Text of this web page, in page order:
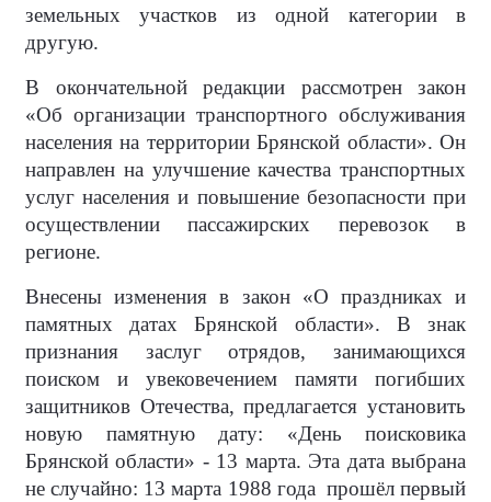
земельных участков из одной категории в
другую.
В окончательной редакции рассмотрен закон
«Об организации транспортного обслуживания
населения на территории Брянской области». Он
направлен на улучшение качества транспортных
услуг населения и повышение безопасности при
осуществлении пассажирских перевозок в
регионе.
Внесены изменения в закон «О праздниках и
памятных датах Брянской области». В знак
признания заслуг отрядов, занимающихся
поиском и увековечением памяти погибших
защитников Отечества, предлагается установить
новую памятную дату: «День поисковика
Брянской области» - 13 марта. Эта дата выбрана
не случайно: 13 марта 1988 года прошёл первый